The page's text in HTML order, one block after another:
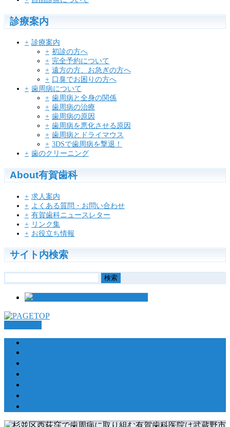
診療案内
診療案内
初診の方へ
完全予約について
遠方の方、お急ぎの方へ
口臭でお困りの方へ
歯周病について
歯周病と全身の関係
歯周病の治療
歯周病の原因
歯周病を悪化させる原因
歯周病とドライマウス
3DSで歯周病を撃退！
歯のクリーニング
About有賀歯科
求人案内
よくある質問・お問い合わせ
有賀歯科ニュースレター
リンク集
お役立ち情報
サイト内検索